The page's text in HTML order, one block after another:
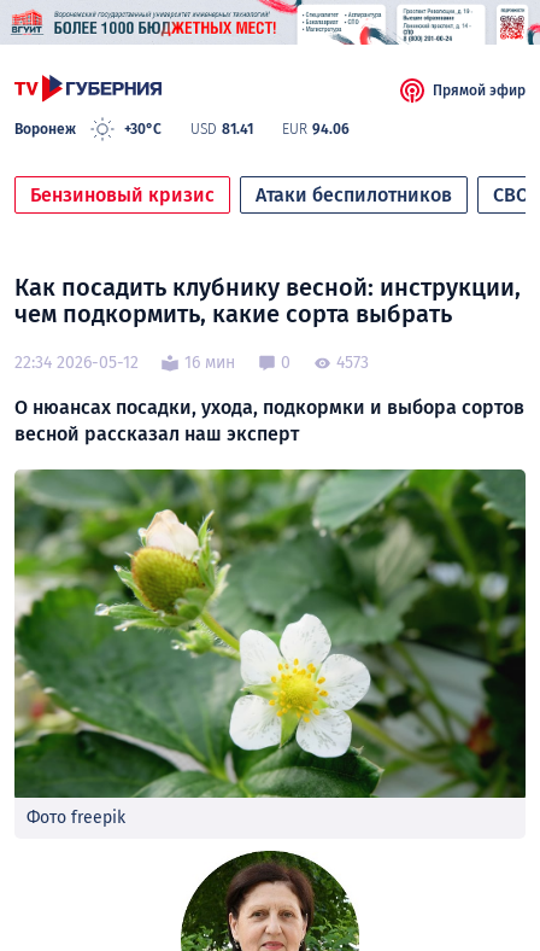
Воронеж +30°C USD 81.41 EUR 94.06
Прямой эфир
Бензиновый кризис Атаки беспилотников СВО
Как посадить клубнику весной: инструкции,
чем подкормить, какие сорта выбрать
22:34 2026-05-12 16 мин 0 4573
О нюансах посадки, ухода, подкормки и выбора сортов
весной рассказал наш эксперт
Фото freepik